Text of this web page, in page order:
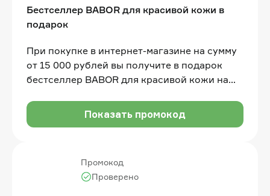
Бестселлер BABOR для красивой кожи в
подарок
При покупке в интернет-магазине на сумму
от 15 000 рублей вы получите в подарок
бестселлер BABOR для красивой кожи на
Показать промокод
Промокод
Проверено